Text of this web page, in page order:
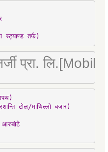
स्ट्याण्ड तर्फ)
प्रा.
टोल/माथिल्लो बजार)
आरुबोटे